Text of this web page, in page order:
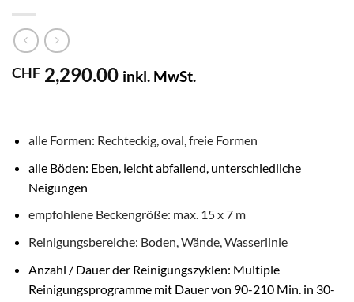
CHF 2,290.00 inkl. MwSt.
alle Formen: Rechteckig, oval, freie Formen
alle Böden: Eben, leicht abfallend, unterschiedliche
Neigungen
empfohlene Beckengröße: max. 15 x 7 m
Reinigungsbereiche: Boden, Wände, Wasserlinie
Anzahl / Dauer der Reinigungszyklen: Multiple
Reinigungsprogramme mit Dauer von 90-210 Min. in 30-